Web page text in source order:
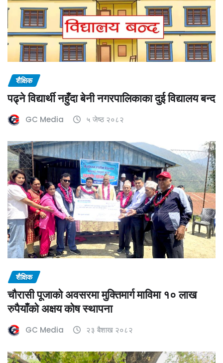
शैक्षिक
पढ्ने विद्यार्थी नहुँदा बेनी नगरपालिकाका दुई विद्यालय बन्द
GC Media ५ जेष्ठ २०८२
शैक्षिक
चौरासी पूजाको अवसरमा मुक्तिमार्ग माविमा १० लाख
रुपैयाँको अक्षय कोष स्थापना
GC Media २३ बैशाख २०८२